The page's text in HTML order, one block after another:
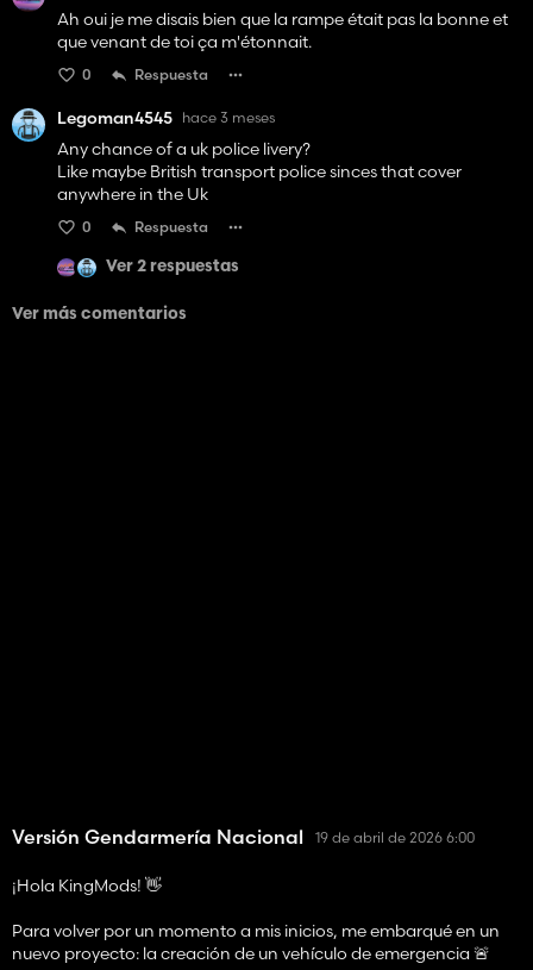
Ah oui je me disais bien que la rampe était pas la bonne et
que venant de toi ça m'étonnait.
0 Respuesta
Legoman4545 hace 3 meses
Any chance of a uk police livery?
Like maybe British transport police sinces that cover
anywhere in the Uk
0 Respuesta
Ver 2 respuestas
Ver más comentarios
Versión Gendarmería Nacional 19 de abril de 2026 6:00
¡Hola KingMods! 👋
Para volver por un momento a mis inicios, me embarqué en un
nuevo proyecto: la creación de un vehículo de emergencia 🚨